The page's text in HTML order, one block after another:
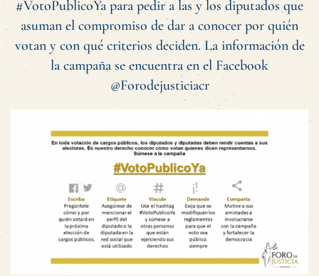
#VotoPublicoYa para pedir a las y los diputados que
asuman el compromiso de dar a conocer por quién
votan y con qué criterios deciden. La información de
la campaña se encuentra en el Facebook
@Forodejusticiacr